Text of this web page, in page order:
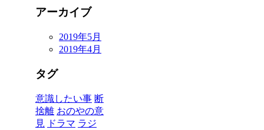
アーカイブ
2019年5月
2019年4月
タグ
意識したい事 断
捨離 おのやの意
見 ドラマ ラジ